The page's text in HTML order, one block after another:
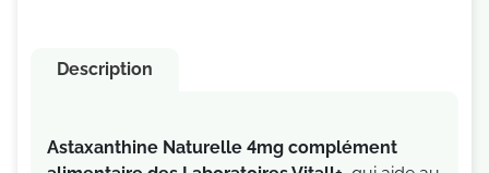
Description
Astaxanthine Naturelle 4mg complément